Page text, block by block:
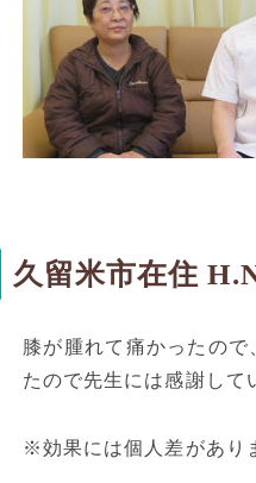
久留米市在住
膝が腫れて痛かったの
たので先生には感謝して
※効果には個人差があり